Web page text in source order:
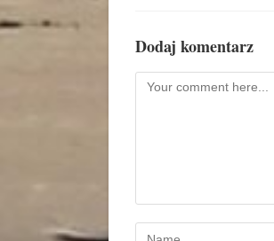
Dodaj komentarz